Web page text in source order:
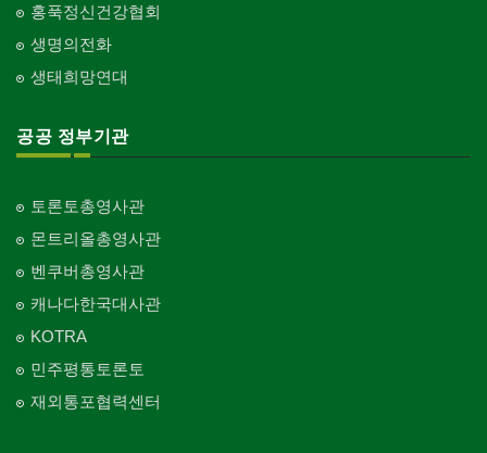
홍푹정신건강협회
생명의전화
생태희망연대
공공 정부기관
토론토총영사관
몬트리올총영사관
벤쿠버총영사관
캐나다한국대사관
KOTRA
민주평통토론토
재외통포협력센터